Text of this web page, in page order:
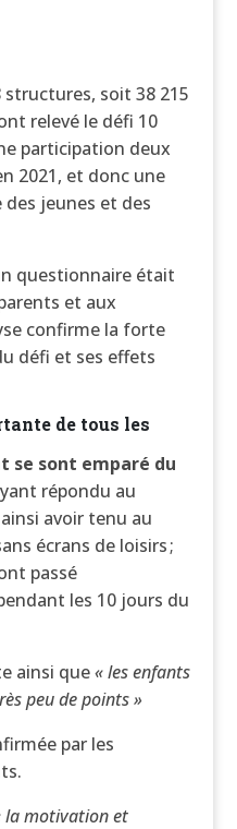
structures, soit 38 215
relevé le défi 10
participation deux
2021, et donc une
jeunes et des
questionnaire était
et aux
confirme la forte
défi et ses effets
de tous les
se sont emparé du
répondu au
avoir tenu au
écrans de loisirs ;
passé
les 10 jours du
ainsi que« les enfants
peu de points »
par les
la motivation et